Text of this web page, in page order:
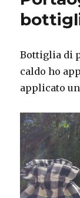
Bottiglia di
caldo ho
applicato